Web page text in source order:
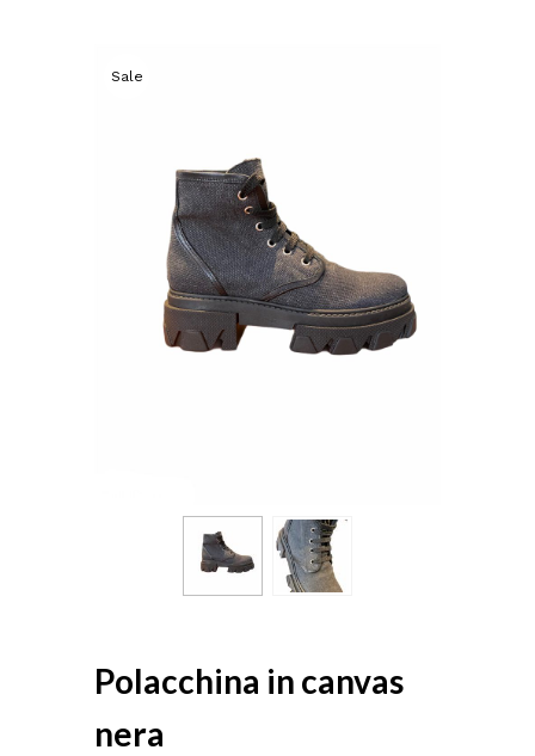
Sale
Polacchina in canvas
nera